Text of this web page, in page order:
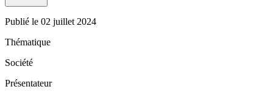
Publié le 02 juillet 2024
Thématique
Société
Présentateur